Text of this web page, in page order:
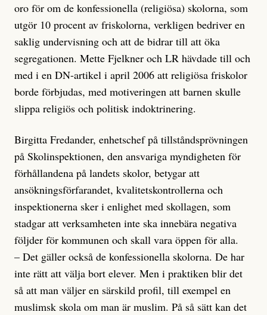
oro för om de konfessionella (religiösa) skolorna, som
utgör 10 procent av friskolorna, verkligen bedriver en
saklig undervisning och att de bidrar till att öka
segregationen. Mette Fjelkner och LR hävdade till och
med i en DN-artikel i april 2006 att religiösa friskolor
borde förbjudas, med motiveringen att barnen skulle
slippa religiös och politisk indoktrinering.
Birgitta Fredander, enhetschef på tillståndsprövningen
på Skolinspektionen, den ansvariga myndigheten för
förhållandena på landets skolor, betygar att
ansökningsförfarandet, kvalitetskontrollerna och
inspektionerna sker i enlighet med skollagen, som
stadgar att verksamheten inte ska innebära negativa
följder för kommunen och skall vara öppen för alla.
– Det gäller också de konfessionella skolorna. De har
inte rätt att välja bort elever. Men i praktiken blir det
så att man väljer en särskild profil, till exempel en
muslimsk skola om man är muslim. På så sätt kan det